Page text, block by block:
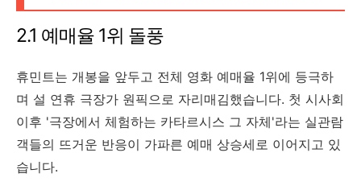
2.1 예매율 1위 돌풍
휴민트는 개봉을 앞두고 전체 영화 예매율 1위에 등극하
며 설 연휴 극장가 원픽으로 자리매김했습니다. 첫 시사회
이후 '극장에서 체험하는 카타르시스 그 자체'라는 실관람
객들의 뜨거운 반응이 가파른 예매 상승세로 이어지고 있
습니다.